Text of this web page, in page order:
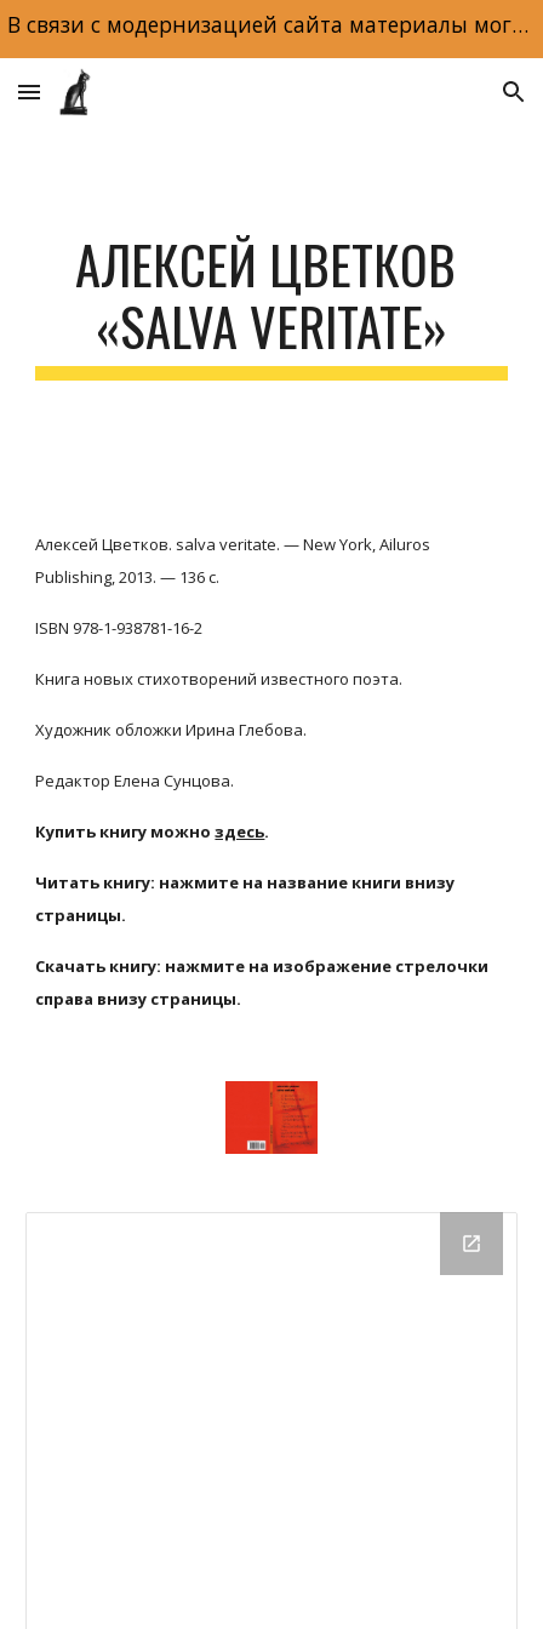
Skip to main content Skip to navigation
В связи с модернизацией сайта материалы могут отображаться некорректно. Макеты и обложки книг доступны по ссылке на главной странице сайта.
АЛЕКСЕЙ ЦВЕТКОВ
«SALVA VERITATE»
Алексей Цветков. salva veritate. — New York, Ailuros
Publishing, 2013. — 136 с.
ISBN 978-1-938781-16-2
Книга новых стихотворений известного поэта.
Художник обложки Ирина Глебова.
Редактор Елена Сунцова.
Купить книгу можно здесь.
Читать книгу: нажмите на название книги внизу
страницы.
Скачать книгу: нажмите на изображение стрелочки
справа внизу страницы.